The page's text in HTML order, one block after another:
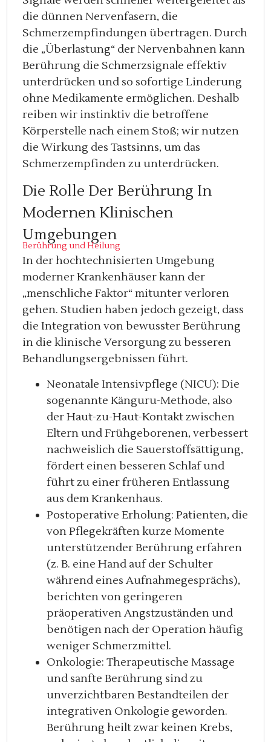
die dünnen Nervenfasern, die
Schmerzempfindungen übertragen. Durch
die „Überlastung“ der Nervenbahnen kann
Berührung die Schmerzsignale effektiv
unterdrücken und so sofortige Linderung
ohne Medikamente ermöglichen. Deshalb
reiben wir instinktiv die betroffene
Körperstelle nach einem Stoß; wir nutzen
die Wirkung des Tastsinns, um das
Schmerzempfinden zu unterdrücken.
Die Rolle Der Berührung In
Modernen Klinischen
Umgebungen
Berührung und Heilung
In der hochtechnisierten Umgebung
moderner Krankenhäuser kann der
„menschliche Faktor“ mitunter verloren
gehen. Studien haben jedoch gezeigt, dass
die Integration von bewusster Berührung
in die klinische Versorgung zu besseren
Behandlungsergebnissen führt.
Neonatale Intensivpflege (NICU): Die
sogenannte Känguru-Methode, also
der Haut-zu-Haut-Kontakt zwischen
Eltern und Frühgeborenen, verbessert
nachweislich die Sauerstoffsättigung,
fördert einen besseren Schlaf und
führt zu einer früheren Entlassung
aus dem Krankenhaus.
Postoperative Erholung: Patienten, die
von Pflegekräften kurze Momente
unterstützender Berührung erfahren
(z. B. eine Hand auf der Schulter
während eines Aufnahmegesprächs),
berichten von geringeren
präoperativen Angstzuständen und
benötigen nach der Operation häufig
weniger Schmerzmittel.
Onkologie: Therapeutische Massage
und sanfte Berührung sind zu
unverzichtbaren Bestandteilen der
integrativen Onkologie geworden.
Berührung heilt zwar keinen Krebs,